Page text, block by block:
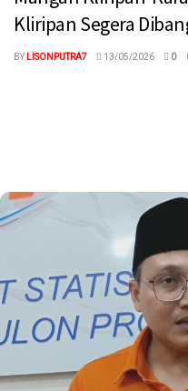
Kliripan Segera
BY LISONPUTRA7 13/05/2026 0